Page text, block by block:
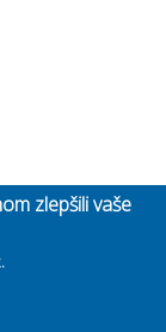
zlepšili vaše